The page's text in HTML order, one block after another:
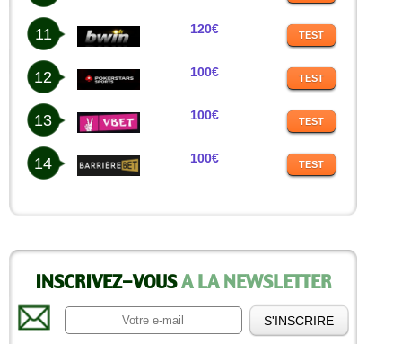
11 120€ TEST
12 100€ TEST
13 100€ TEST
14 100€ TEST
INSCRIVEZ-VOUSA LA NEWSLETTER